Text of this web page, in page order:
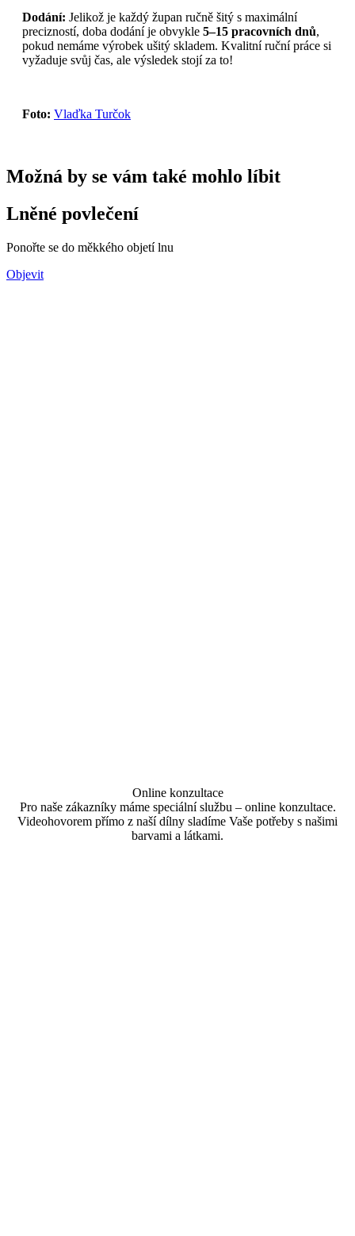
Dodání: Jelikož je každý župan ručně šitý s maximální
precizností, doba dodání je obvykle 5–15 pracovních dnů,
pokud nemáme výrobek ušitý skladem. Kvalitní ruční práce si
vyžaduje svůj čas, ale výsledek stojí za to!
Foto: Vlaďka Turčok
Možná by se vám také mohlo líbit
Lněné povlečení
Ponořte se do měkkého objetí lnu
Objevit
Online konzultace
Pro naše zákazníky máme speciální službu – online konzultace.
Videohovorem přímo z naší dílny sladíme Vaše potřeby s našimi
barvami a látkami.